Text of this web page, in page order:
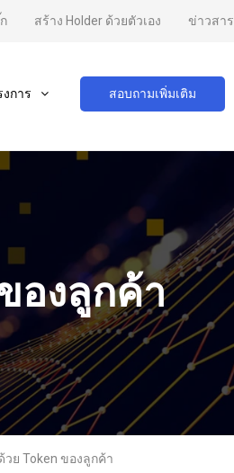
สร้าง Holder ด้วยตัวเอง ข่าวสาร
การ สอบถามเพิ่มเติม
องลูกค้า
ย Token ของลูกค้า